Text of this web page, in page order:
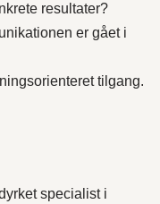
resultater?
er gået i
tilgang.
specialist i